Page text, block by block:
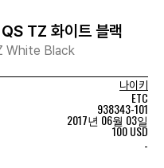
TZ 화이트 블랙
White Black
나이키
ETC
938343-101
2017년 06월 03일
100 USD
-